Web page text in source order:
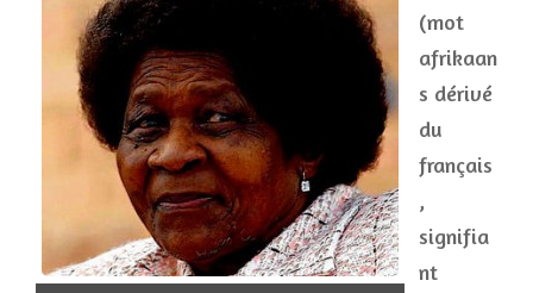
(mot
afrikaan
s dérivé
du
français
,
signifia
nt